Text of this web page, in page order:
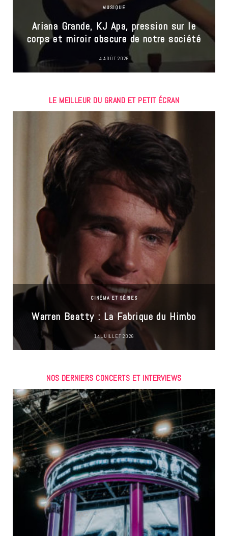
MUSIQUE
Ariana Grande, KJ Apa, pression sur le
corps et miroir obscure de notre société
4 AOÛT 2026
LE MEILLEUR DU GRAND ET PETIT ÉCRAN
CINÉMA ET SÉRIES
Warren Beatty : La Fabrique du Himbo
14 JUILLET 2026
NOS DERNIERS CONCERTS ET INTERVIEWS